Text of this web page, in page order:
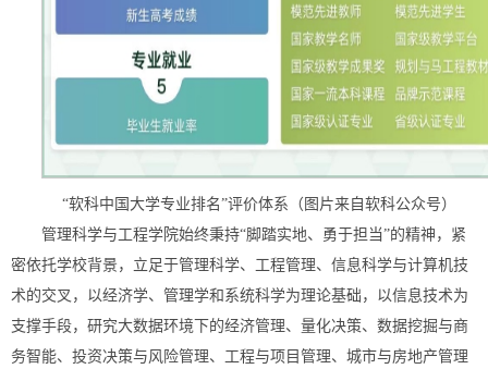
“软科中国大学专业排名”评价体系（图片来自软科公众号）
管理科学与工程学院始终秉持“脚踏实地、勇于担当”的精神，紧
密依托学校背景，立足于管理科学、工程管理、信息科学与计算机技
术的交叉，以经济学、管理学和系统科学为理论基础，以信息技术为
支撑手段，研究大数据环境下的经济管理、量化决策、数据挖掘与商
务智能、投资决策与风险管理、工程与项目管理、城市与房地产管理